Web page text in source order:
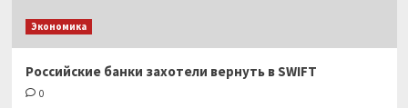
Экономика
Российские банки захотели вернуть в SWIFT
0